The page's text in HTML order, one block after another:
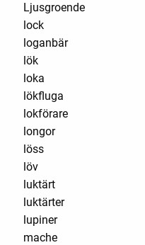
Ljusgroende
lock
loganbär
lök
loka
lökfluga
lokförare
longor
löss
löv
luktärt
luktärter
lupiner
mache